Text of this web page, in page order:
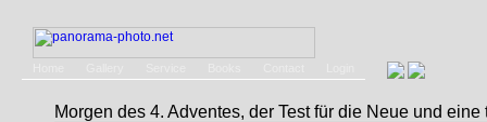
Morgen des 4. Adventes, der Test für die Neue und